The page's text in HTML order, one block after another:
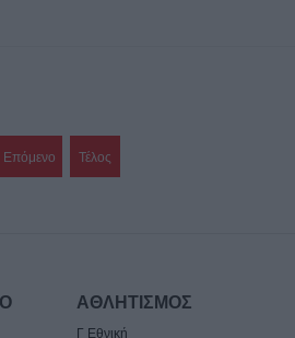
Επόμενο Τέλος
ΑΘΛΗΤΙΣΜΟΣ
Γ Εθνική